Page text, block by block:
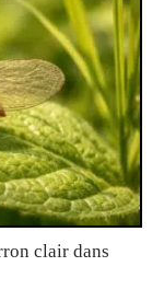
clair dans